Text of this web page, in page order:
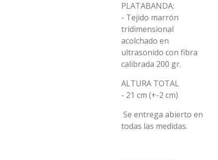
PLATABANDA:
- Tejido marrón
tridimensional
acolchado en
ultrasonido con fibra
calibrada 200 gr.
ALTURA TOTAL
- 21 cm (+-2 cm)
Se entrega abierto en
todas las medidas.